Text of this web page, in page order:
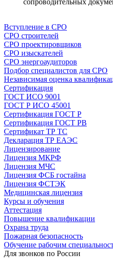
Вступление в СРО
СРО строителей
СРО проектировщиков
СРО изыскателей
СРО энергоаудиторов
Подбор специалистов для СРО
Независимая оценка
Сертификация
ГОСТ ИСО 9001
ГОСТ Р ИСО 45001
Сертификация ГОСТ Р
Сертификация ГОСТ РВ
Сертификат ТР ТС
Декларация ТР ЕАЭС
Лицензирование
Лицензия МКРФ
Лицензия МЧС
Лицензия ФСБ гостайна
Лицензия ФСТЭК
Медицинская лицензия
Курсы и обучения
Аттестация
Повышение квалификации
Охрана труда
Пожарная безопасность
Обучение рабочим
Для звонков по России